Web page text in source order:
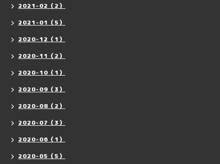
2021-02（2）
2021-01（5）
2020-12（1）
2020-11（2）
2020-10（1）
2020-09（3）
2020-08（2）
2020-07（3）
2020-06（1）
2020-05（5）